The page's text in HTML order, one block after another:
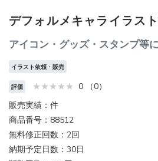
デフォルメキャライラス
アイコン・グッズ・スタンプ等に
イラスト依頼・販売
評価
0 （0）
販売実績：件
商品番号：88512
無料修正回数：2回
納期予定日数：30日